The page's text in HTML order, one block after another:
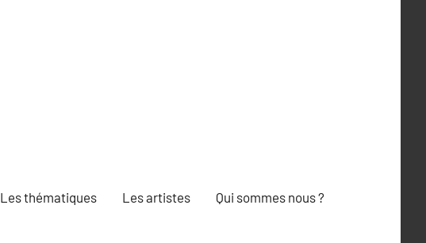
Les thématiques Les artistes Qui sommes nous ?